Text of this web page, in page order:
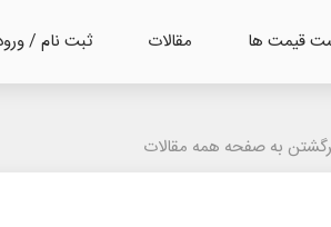
قیمت ها مقالات ثبت نام /
به صفحه همه مقالات